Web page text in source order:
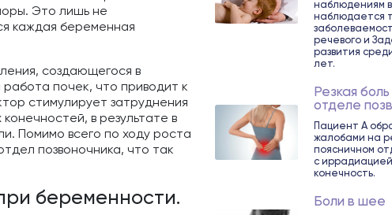
Это лишь не
каждая беременная
создающегося в
почек, что приводит к
стимулирует затруднения
в результате в
Помимо всего по ходу роста
позвоночника, что так
беременности.
наблюдениям
наблюдается
речевого и
развития
лет.
Резкая
отделе
Пациент А
жалобами на
поясничном
с
конечность.
Боли в шее